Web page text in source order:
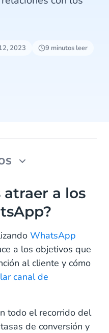
2023
9 minutos leer
a WhatsApp?
de WhatsApp?
de "Click-To-
de
atraer a los
WhatsApp
a los objetivos que
al cliente y cómo
canal de
todo el recorrido del
de conversión y